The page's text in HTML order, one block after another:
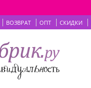
ВОЗВРАТ ОПТ СКИДКИ